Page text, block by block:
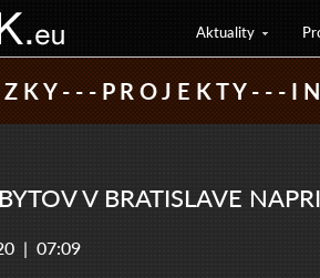
Aktuality
K Y - - - P R O J E K T Y - - - I
V BRATISLAVE
| 07:09